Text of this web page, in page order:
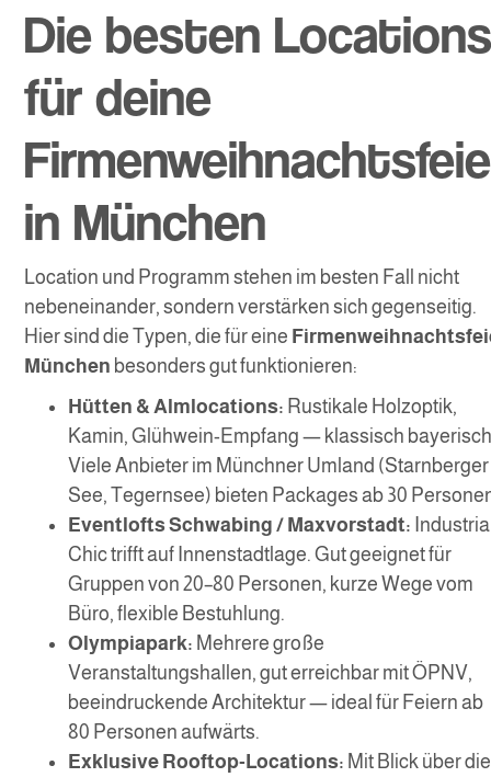
Die besten
für deine
in München
Location und Programm stehen im besten Fall nicht
nebeneinander, sondern verstärken sich gegenseitig.
Hier sind die Typen, die für eine
München besonders gut funktionieren:
Hütten & Almlocations: Rustikale Holzoptik,
Kamin, Glühwein-Empfang — klassisch
Viele Anbieter im Münchner Umland (Starnberger
See, Tegernsee) bieten Packages ab 30
Eventlofts Schwabing / Maxvorstadt:
Chic trifft auf Innenstadtlage. Gut geeignet für
Gruppen von 20–80 Personen, kurze Wege vom
Büro, flexible Bestuhlung.
Olympiapark: Mehrere große
Veranstaltungshallen, gut erreichbar mit ÖPNV,
beeindruckende Architektur — ideal für Feiern ab
80 Personen aufwärts.
Exklusive Rooftop-Locations: Mit Blick über die